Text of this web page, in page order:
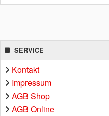
SERVICE
Kontakt
Impressum
AGB Shop
AGB Online